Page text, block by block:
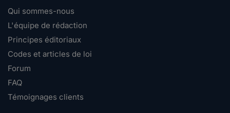
Qui sommes-nous
L'équipe de rédaction
Principes éditoriaux
Codes et articles de loi
Forum
FAQ
Témoignages clients